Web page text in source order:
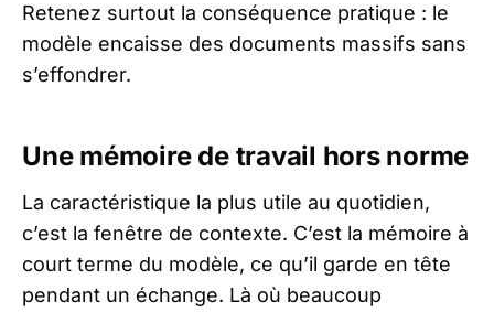
Retenez surtout la conséquence pratique : le
modèle encaisse des documents massifs sans
s’effondrer.
Une mémoire de travail hors norme
La caractéristique la plus utile au quotidien,
c’est la fenêtre de contexte. C’est la mémoire à
court terme du modèle, ce qu’il garde en tête
pendant un échange. Là où beaucoup